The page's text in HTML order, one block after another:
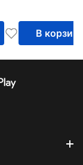
В корзину